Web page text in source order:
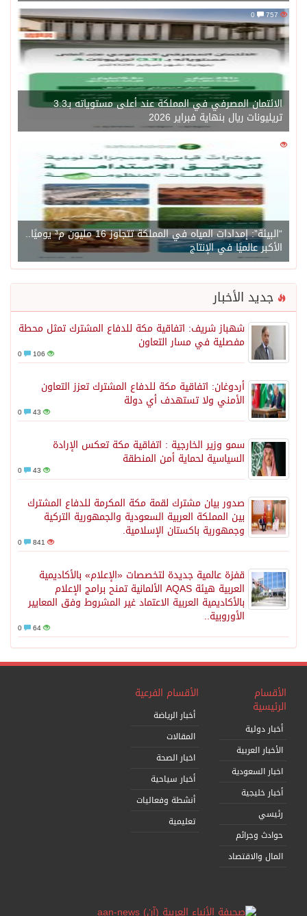
757
0
الائتمان المصرفي في المملكة عند أعلى مستوياته بـ3.3
تريليونات ريال بنهاية فبراير 2026
1471
“البيئة”: إمدادات المياه في المملكة تتجاوز 16 مليون م³ يوميًا..
الأكبر عالميًا في الإنتاج
جديد الأخبار
شهباز شريف: اتفاقية مكة للدفاع المشترك تمثل محطة
مفصلية في مسار التعاون
106
أردوغان: اتفاقية مكة للدفاع المشترك تعزز التعاون
الأمني ولا تستهدف أي دولة
43
سمو وزير الخارجية : اتفاقية مكة تعكس الإرادة
السياسية لحماية أمن المنطقة
43
صدور بيان مشترك لقمة مكة المكرمة للدفاع المشترك
بين المملكة العربية السعودية والجمهورية التركية
وجمهورية باكستان الإسلامية.
841
قفزة عالمية جديدة لتخصصات «الإعلام» بالأكاديمية
العربية هيئة AQAS الألمانية تمنح برامج الإعلام
بالأكاديمية العربية الاعتماد غير المشروط وفق المعايير
الأوروبية..
64
الأقسام
الرئيسية
أخبار دولية
الأخبار العربية
اخبار السعودية
أخبار خليجية
رئيسي
حوادث وجرائم
المال والاقتصاد
الأقسام الفرعية
أخبار الرياضة
المقالات
اخبار الصحة
أخبار سياحية
أنشطة وفعاليات
تعليمية